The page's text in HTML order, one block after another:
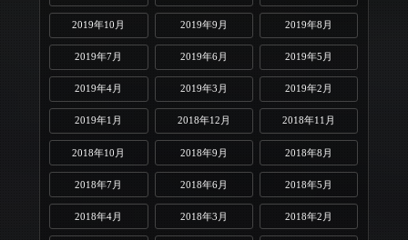
2019年10月 2019年9月 2019年8月
2019年7月 2019年6月 2019年5月
2019年4月 2019年3月 2019年2月
2019年1月 2018年12月 2018年11月
2018年10月 2018年9月 2018年8月
2018年7月 2018年6月 2018年5月
2018年4月 2018年3月 2018年2月